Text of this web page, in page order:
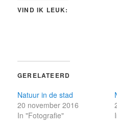
VIND IK LEUK:
GERELATEERD
Natuur in de stad
20 november 2016
In "Fotografie"